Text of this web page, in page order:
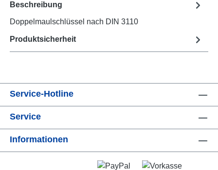
Beschreibung
Doppelmaulschlüssel nach DIN 3110
Produktsicherheit
Service-Hotline
Service
Informationen